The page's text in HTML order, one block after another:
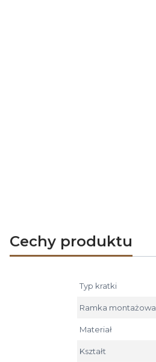
Cechy produktu
Typ kratki
Ramka montażowa
Materiał
Kształt